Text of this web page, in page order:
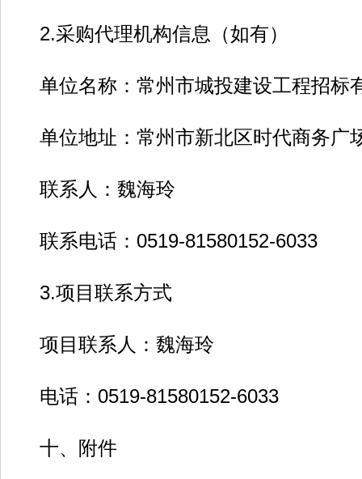
2.采购代理机构信息（如有）
单位名称：常州市城投建设工程招标
单位地址：常州市新北区时代商务广
联系人：魏海玲
联系电话：0519-81580152-6033
3.项目联系方式
项目联系人：魏海玲
电话：0519-81580152-6033
十、附件